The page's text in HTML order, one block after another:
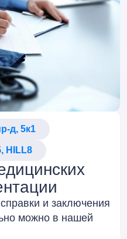
д, 5к1
HILL8
и заключения
можно в нашей